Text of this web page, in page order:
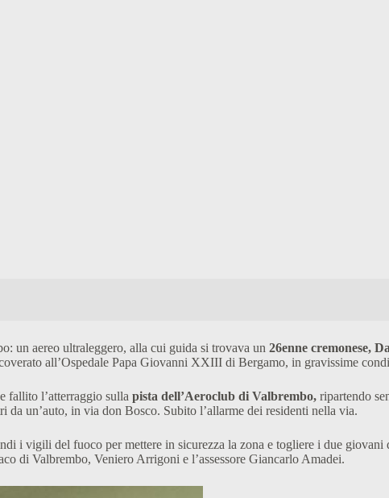
un aereo ultraleggero, alla cui guida si trovava un 26enne cremonese,
all’Ospedale Papa Giovanni XXIII di Bergamo, in gravissime
fallito l’atterraggio sulla pista dell’Aeroclub di Valbrembo, ripartendo
un’auto, in via don Bosco. Subito l’allarme dei residenti nella via.
i vigili del fuoco per mettere in sicurezza la zona e togliere i due
di Valbrembo, Veniero Arrigoni e l’assessore Giancarlo Amadei.